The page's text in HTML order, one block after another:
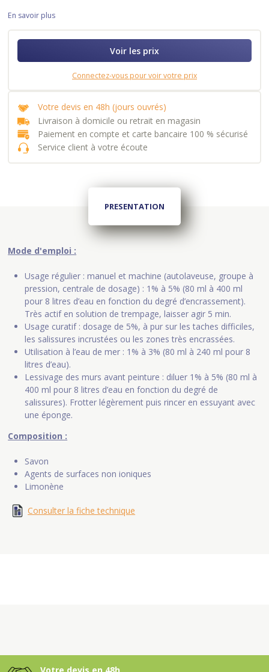
En savoir plus
Voir les prix
Connectez-vous pour voir votre prix
Votre devis en 48h (jours ouvrés)
Livraison à domicile ou retrait en magasin
Paiement en compte et carte bancaire 100 % sécurisé
Service client à votre écoute
PRESENTATION
Mode d'emploi :
Usage régulier : manuel et machine (autolaveuse, groupe à
pression, centrale de dosage) : 1% à 5% (80 ml à 400 ml
pour 8 litres d’eau en fonction du degré d’encrassement).
Très actif en solution de trempage, laisser agir 5 min.
Usage curatif : dosage de 5%, à pur sur les taches difficiles,
les salissures incrustées ou les zones très encrassées.
Utilisation à l’eau de mer : 1% à 3% (80 ml à 240 ml pour 8
litres d’eau).
Lessivage des murs avant peinture : diluer 1% à 5% (80 ml à
400 ml pour 8 litres d’eau en fonction du degré de
salissures). Frotter légèrement puis rincer en essuyant avec
une éponge.
Composition :
Savon
Agents de surfaces non ioniques
Limonène
Consulter la fiche technique